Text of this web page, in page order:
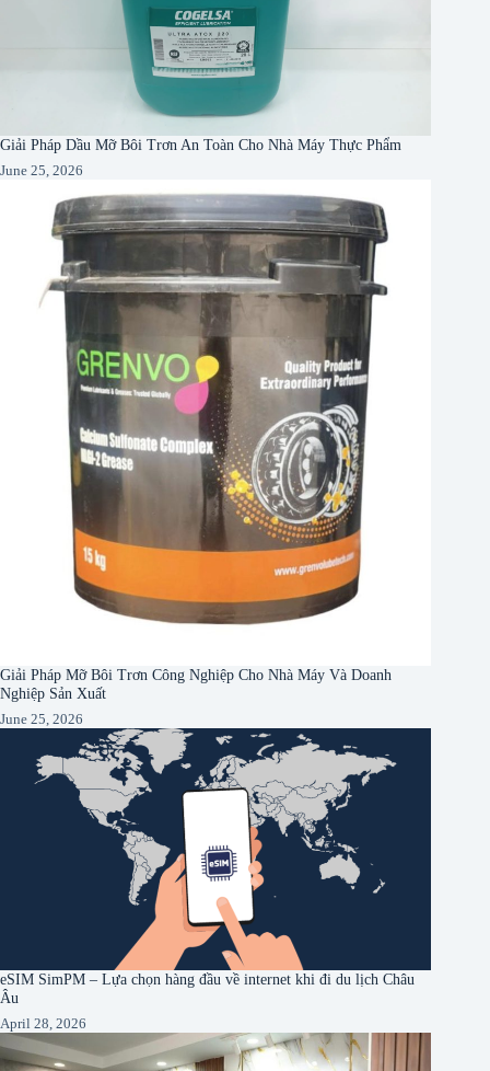
Giải Pháp Dầu Mỡ Bôi Trơn An Toàn Cho Nhà Máy Thực Phẩm
June 25, 2026
Giải Pháp Mỡ Bôi Trơn Công Nghiệp Cho Nhà Máy Và Doanh
Nghiệp Sản Xuất
June 25, 2026
eSIM SimPM – Lựa chọn hàng đầu về internet khi đi du lịch Châu
Âu
April 28, 2026